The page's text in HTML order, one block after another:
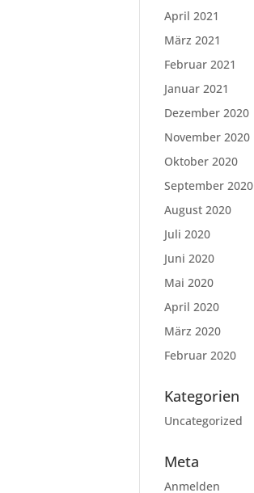
April 2021
März 2021
Februar 2021
Januar 2021
Dezember 2020
November 2020
Oktober 2020
September 2020
August 2020
Juli 2020
Juni 2020
Mai 2020
April 2020
März 2020
Februar 2020
Kategorien
Uncategorized
Meta
Anmelden